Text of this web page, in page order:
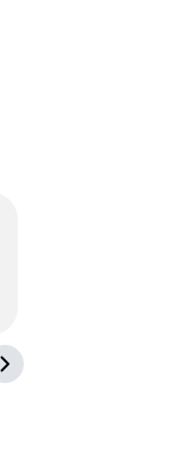
files.sch2000.ru